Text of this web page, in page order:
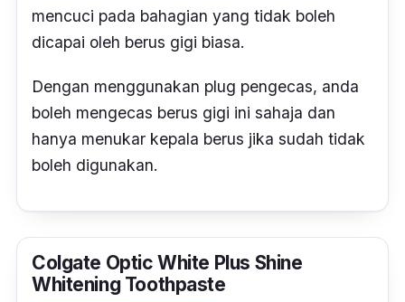
mencuci pada bahagian yang tidak boleh
dicapai oleh berus gigi biasa.
Dengan menggunakan plug pengecas, anda
boleh mengecas berus gigi ini sahaja dan
hanya menukar kepala berus jika sudah tidak
boleh digunakan.
Colgate Optic White Plus Shine
Whitening Toothpaste